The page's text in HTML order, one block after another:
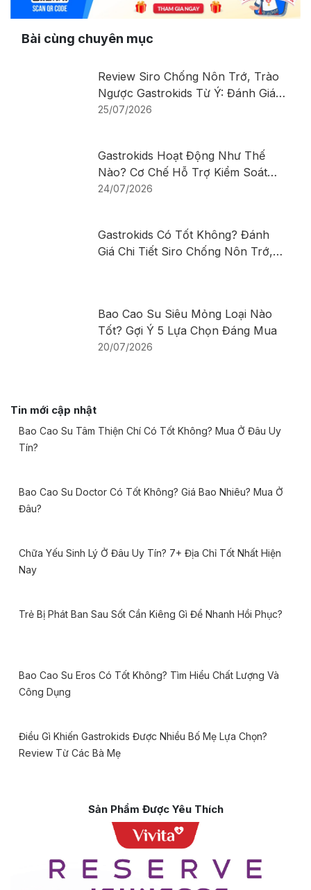
Bài cùng chuyên mục
Review Siro Chống Nôn Trớ, Trào
Ngược Gastrokids Từ Ý: Đánh Giá
Chi Tiết Sản Phẩm
25/07/2026
Gastrokids Hoạt Động Như Thế
Nào? Cơ Chế Hỗ Trợ Kiểm Soát
Nôn Trớ, Trào Ngược Ở Trẻ Sơ
24/07/2026
Gastrokids Có Tốt Không? Đánh
Giá Chi Tiết Siro Chống Nôn Trớ,
Bao Cao Su Siêu Mỏng Loại Nào
Tốt? Gợi Ý 5 Lựa Chọn Đáng Mua
20/07/2026
Tin mới cập nhật
Bao Cao Su Tâm Thiện Chí Có Tốt Không? Mua Ở Đâu Uy
Tín?
Bao Cao Su Doctor Có Tốt Không? Giá Bao Nhiêu? Mua Ở
Đâu?
Chữa Yếu Sinh Lý Ở Đâu Uy Tín? 7+ Địa Chỉ Tốt Nhất Hiện
Nay
Trẻ Bị Phát Ban Sau Sốt Cần Kiêng Gì Để Nhanh Hồi Phục?
Bao Cao Su Eros Có Tốt Không? Tìm Hiểu Chất Lượng Và
Công Dụng
Điều Gì Khiến Gastrokids Được Nhiều Bố Mẹ Lựa Chọn?
Review Từ Các Bà Mẹ
Sản Phẩm Được Yêu Thích